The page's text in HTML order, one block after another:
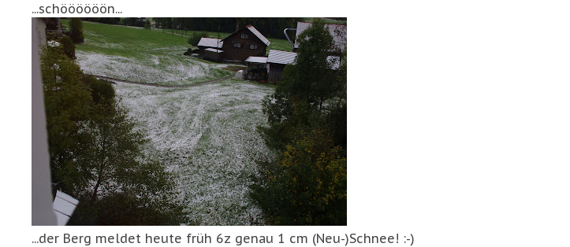
...schöööööön...
...der Berg meldet heute früh 6z genau 1 cm (Neu-)Schnee! :-)